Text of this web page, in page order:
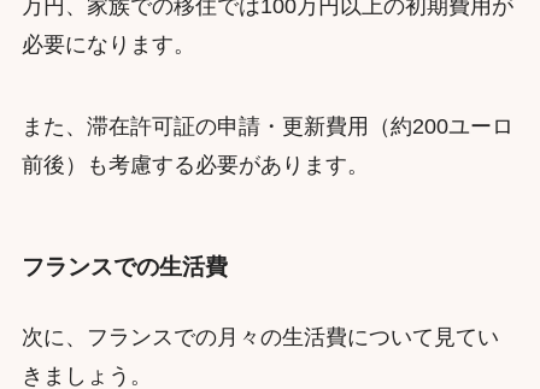
万円、家族での移住では100万円以上の初期費用が
必要になります。
また、滞在許可証の申請・更新費用（約200ユーロ
前後）も考慮する必要があります。
フランスでの生活費
次に、フランスでの月々の生活費について見てい
きましょう。